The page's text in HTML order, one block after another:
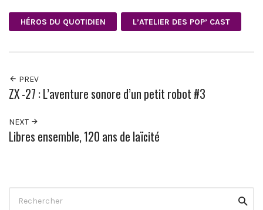
HÉROS DU QUOTIDIEN L’ATELIER DES POP’ CAST
PREV
ZX -27 : L’aventure sonore d’un petit robot #3
NEXT
Libres ensemble, 120 ans de laïcité
for: